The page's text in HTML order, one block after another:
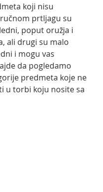
koji nisu
prtljagu su
poput oružja i
ali drugi su malo
i mogu vas
da pogledamo
predmeta koje ne
u torbi koju nosite sa